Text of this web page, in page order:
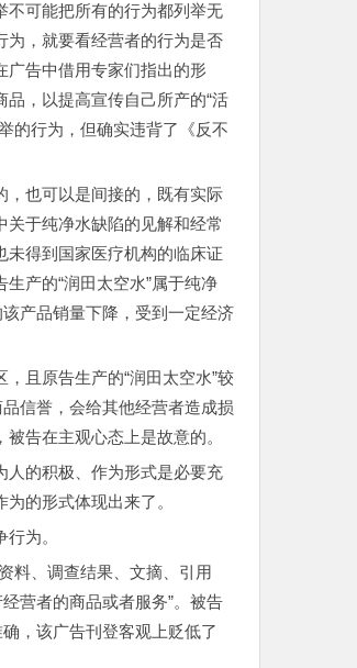
不可能把所有的行为都列举无
为，就要看经营者的行为是否
广告中借用专家们指出的形
，以提高宣传自己所产的“活
的行为，但确实违背了《反不
也可以是间接的，既有实际
于纯净水缺陷的见解和经常
未得到国家医疗机构的临床证
产的“润田太空水”属于纯净
产品销量下降，受到一定经济
且原告生产的“润田太空水”较
信誉，会给其他经营者造成损
告在主观心态上是故意的。
的积极、作为形式是必要充
的形式体现出来了。
为。
料、调查结果、文摘、引用
营者的商品或者服务”。被告
，该广告刊登客观上贬低了